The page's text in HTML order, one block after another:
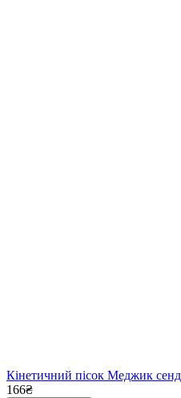
Кінетичний пісок Меджик
166₴